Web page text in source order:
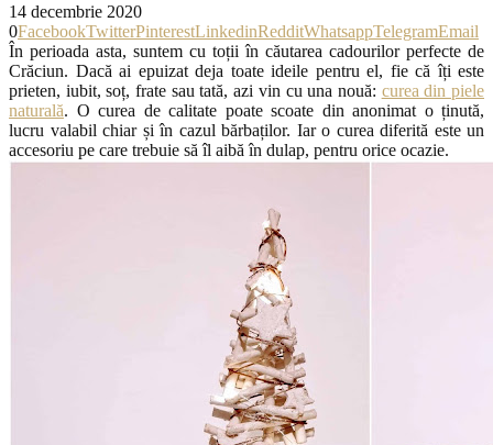
14 decembrie 2020
0FacebookTwitterPinterestLinkedinRedditWhatsappTelegramEmail
În perioada asta, suntem cu toții în căutarea cadourilor perfecte de
Crăciun. Dacă ai epuizat deja toate ideile pentru el, fie că îți este
prieten, iubit, soț, frate sau tată, azi vin cu una nouă: curea din piele
naturală. O curea de calitate poate scoate din anonimat o ținută,
lucru valabil chiar și în cazul bărbaților. Iar o curea diferită este un
accesoriu pe care trebuie să îl aibă în dulap, pentru orice ocazie.